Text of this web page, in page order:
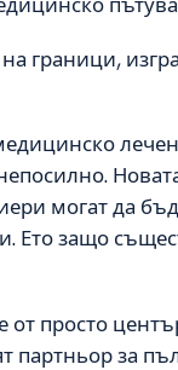
граници,
могат да
Ето защо
от просто
партньор за